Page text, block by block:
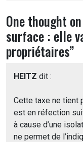
One thought
surface : elle
propriétaires”
HEITZ dit :
Cette taxe ne tient
est en réfection
à cause d’une
ne permet de